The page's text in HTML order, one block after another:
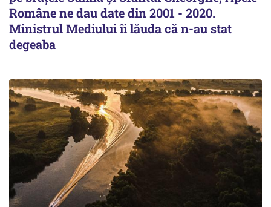
Române ne dau date din 2001 - 2020.
Ministrul Mediului îi lăuda că n-au stat
degeaba